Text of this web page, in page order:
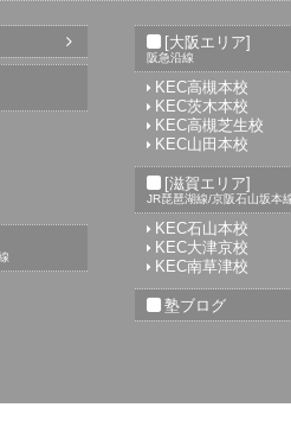
[大阪エリア]
阪急沿線
KEC高槻本校
KEC茨木本校
KEC高槻芝生校
KEC山田本校
[滋賀エリア]
JR琵琶湖線/京阪石山坂本
KEC石山本校
KEC大津京校
KEC南草津校
塾ブログ